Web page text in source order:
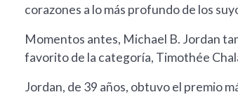
corazones a lo más profundo de los
Momentos antes, Michael B. Jordan
favorito de la categoría, Timothée
Jordan, de 39 años, obtuvo el premio